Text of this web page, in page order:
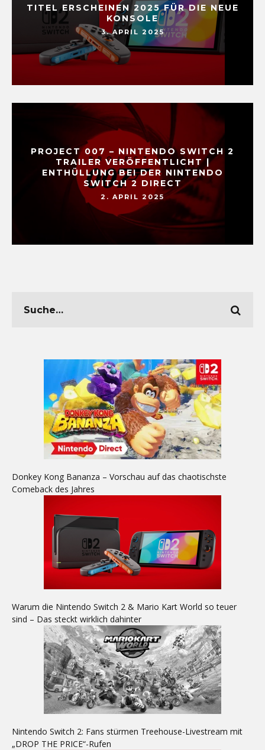
TITEL ERSCHEINEN 2025 FÜR DIE NEUE
KONSOLE
3. APRIL 2025
PROJECT 007 – NINTENDO SWITCH 2
TRAILER VERÖFFENTLICHT |
ENTHÜLLUNG BEI DER NINTENDO
SWITCH 2 DIRECT
2. APRIL 2025
Donkey Kong Bananza – Vorschau auf das chaotischste
Comeback des Jahres
Warum die Nintendo Switch 2 & Mario Kart World so teuer
sind – Das steckt wirklich dahinter
Nintendo Switch 2: Fans stürmen Treehouse-Livestream mit
„DROP THE PRICE“-Rufen